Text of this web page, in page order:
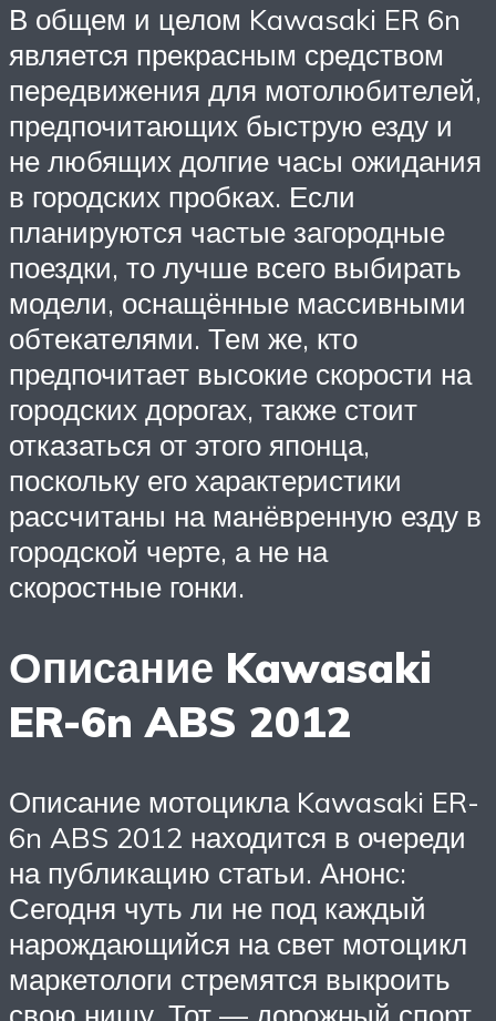
В общем и целом Kawasaki ER 6n
является прекрасным средством
передвижения для мотолюбителей,
предпочитающих быструю езду и
не любящих долгие часы ожидания
в городских пробках. Если
планируются частые загородные
поездки, то лучше всего выбирать
модели, оснащённые массивными
обтекателями. Тем же, кто
предпочитает высокие скорости на
городских дорогах, также стоит
отказаться от этого японца,
поскольку его характеристики
рассчитаны на манёвренную езду в
городской черте, а не на
скоростные гонки.
Описание Kawasaki
ER-6n ABS 2012
Описание мотоцикла Kawasaki ER-
6n ABS 2012 находится в очереди
на публикацию статьи. Анонс:
Сегодня чуть ли не под каждый
нарождающийся на свет мотоцикл
маркетологи стремятся выкроить